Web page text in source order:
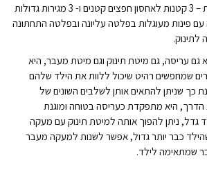
וחלוקה מדויקת של מגירות – 3 קטנות לאחסון חפצים קטנים ו- 3 מגירות גדולות
עם פינות מעוגלות בפלטה עליונה ובפלטה התחתונה
גם עריסה, גם מיטת תינוק וגם מיטת מעבר, היא
שמחפשים רהיט שיכול ללוות את הילד שלהם
כך שניתן להתאים אותן לשלבים השונים של
היא מתפקדת כעריסה בטוחה ומוגנת
גדל, ניתן להפוך אותה למיטת תינוק עם מעקה
כבר יותר גדול, אפשר לשנות למעקה מעבר
שמתאימה לילד.